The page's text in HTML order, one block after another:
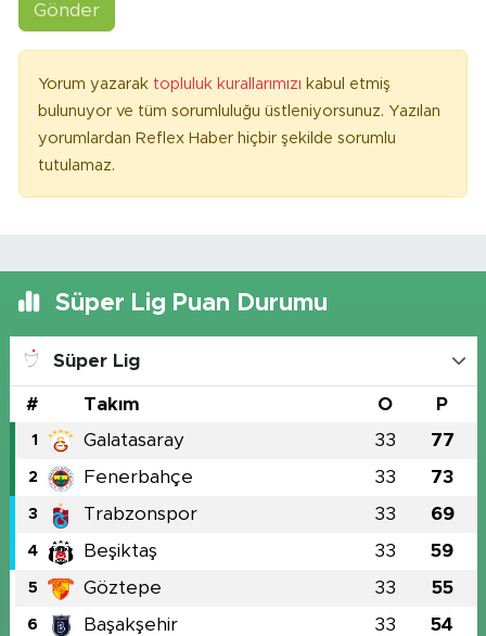
Gönder
Yorum yazarak topluluk kurallarımızı kabul etmiş
bulunuyor ve tüm sorumluluğu üstleniyorsunuz. Yazılan
yorumlardan Reflex Haber hiçbir şekilde sorumlu
tutulamaz.
Süper Lig Puan Durumu
Süper Lig
# Takım O P
1 Galatasaray 33 77
2 Fenerbahçe 33 73
3 Trabzonspor 33 69
4 Beşiktaş 33 59
5 Göztepe 33 55
6 Başakşehir 33 54